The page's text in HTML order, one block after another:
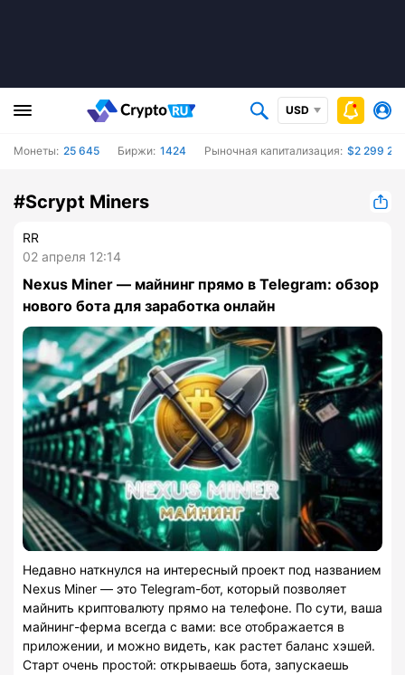
USD
Монеты: 25 645 Биржи: 1424 Рыночная капитализация: $2 299
#Scrypt Miners
RR
02 апреля 12:14
Nexus Miner — майнинг прямо в Telegram: обзор
нового бота для заработка онлайн
Недавно наткнулся на интересный проект под названием
Nexus Miner — это Telegram-бот, который позволяет
майнить криптовалюту прямо на телефоне. По сути, ваша
майнинг-ферма всегда с вами: все отображается в
приложении, и можно видеть, как растет баланс хэшей.
Старт очень простой: открываешь бота, запускаешь